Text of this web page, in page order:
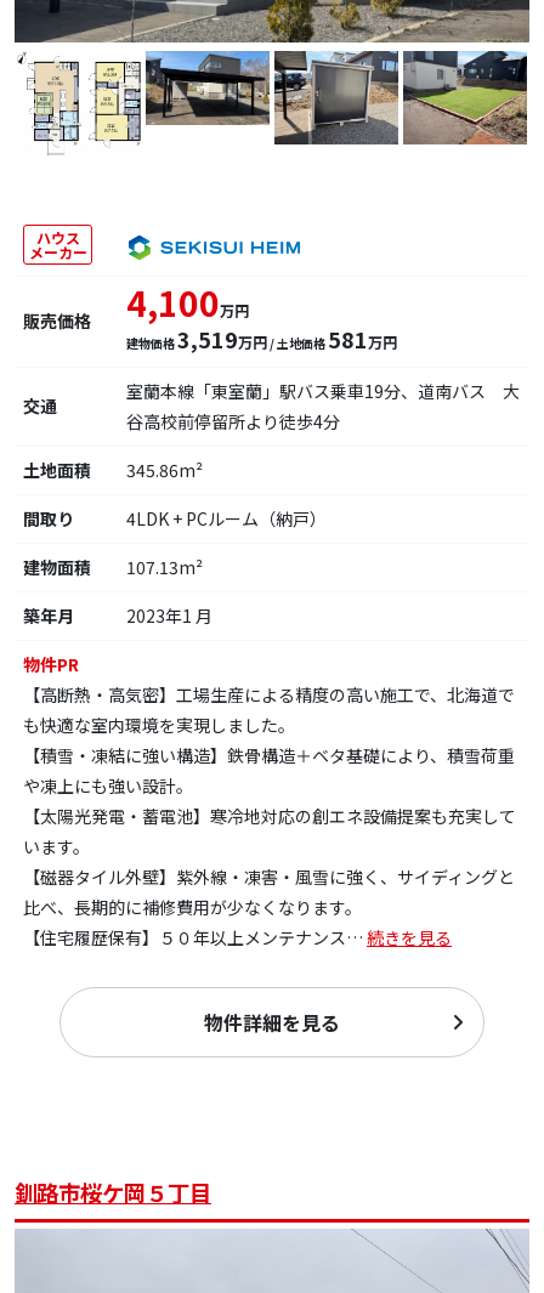
ハウス
メーカー
販売価格 4,100万円
建物価格3,519万円 / 土地価格 581万円
交通
室蘭本線「東室蘭」駅バス乗車19分、道南バス 大
谷高校前停留所より徒歩4分
土地面積
345.86m²
間取り
4LDK + PCルーム（納戸）
建物面積
107.13m²
築年月
2023年1 月
物件PR
【高断熱・高気密】工場生産による精度の高い施工で、北海道で
も快適な室内環境を実現しました。
【積雪・凍結に強い構造】鉄骨構造＋ベタ基礎により、積雪荷重
や凍上にも強い設計。
【太陽光発電・蓄電池】寒冷地対応の創エネ設備提案も充実して
います。
【磁器タイル外壁】紫外線・凍害・風雪に強く、サイディングと
比べ、長期的に補修費用が少なくなります。
【住宅履歴保有】５０年以上メンテナンス… 続きを見る
物件詳細を見る
釧路市桜ケ岡５丁目